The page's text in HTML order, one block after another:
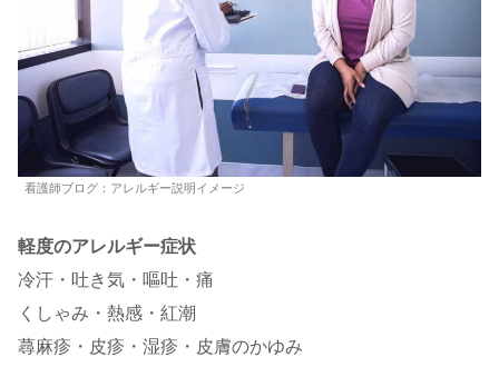
看護師ブログ：アレルギー説明イメージ
軽度のアレルギー症状
冷汗・吐き気・嘔吐・痛
くしゃみ・熱感・紅潮
蕁麻疹・皮疹・湿疹・皮膚のかゆみ